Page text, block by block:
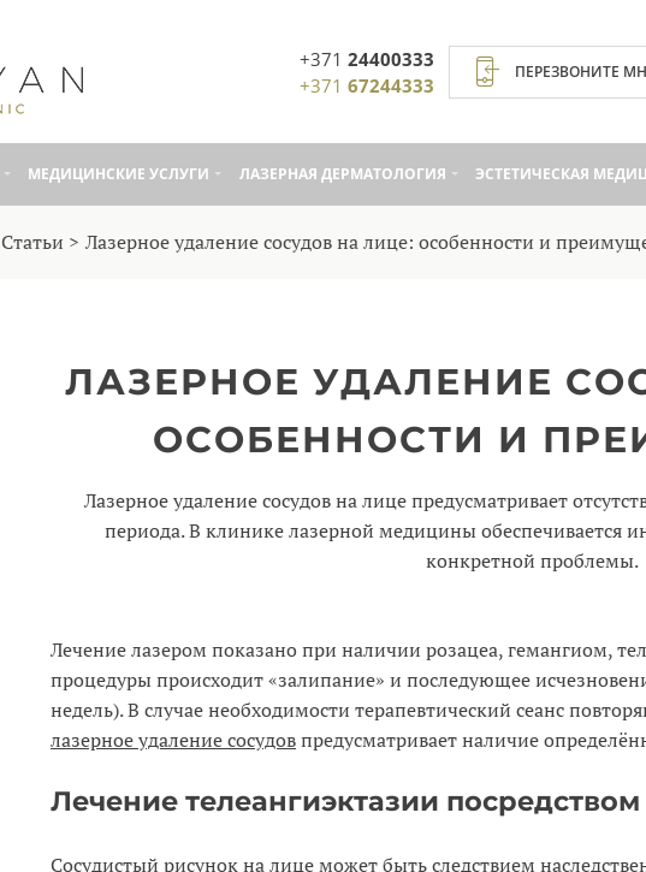
+371 24400333
+371 67244333
ПЕРЕЗВОНИТЕ
МЕДИЦИНСКИЕ УСЛУГИ ЛАЗЕРНАЯ ДЕРМАТОЛОГИЯ ЭСТЕТИЧЕСКАЯ
Статьи Лазерное удаление сосудов на лице: особенности и
ЛАЗЕРНОЕ УДАЛЕНИЕ
ОСОБЕННОСТИ И
Лазерное удаление сосудов на лице предусматривает
периода. В клинике лазерной медицины обеспечивается
конкретной проблемы.
Лечение лазером показано при наличии розацеа, гемангиом,
процедуры происходит «залипание» и последующее
недель). В случае необходимости терапевтический сеанс
лазерное удаление сосудов предусматривает наличие
Лечение телеангиэктазии
Сосудистый рисунок на лице может быть следствием